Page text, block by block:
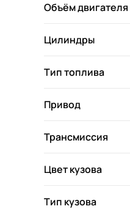
Объём двигателя
Цилиндры
Тип топлива
Привод
Трансмиссия
Цвет кузова
Тип кузова